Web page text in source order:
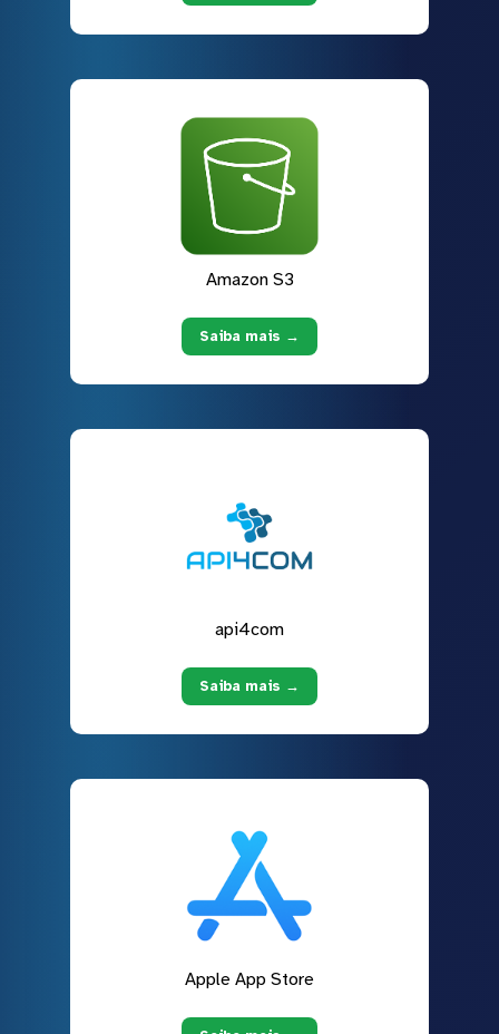
Amazon S3
Saiba mais →
api4com
Saiba mais →
Apple App Store